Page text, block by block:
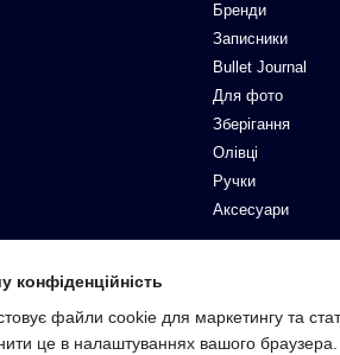
Бренди
Записники
Bullet Journal
Для фото
Зберігання
Олівці
Ручки
Аксесуари
файли cookie для маркетингу та
це в налаштуваннях вашого